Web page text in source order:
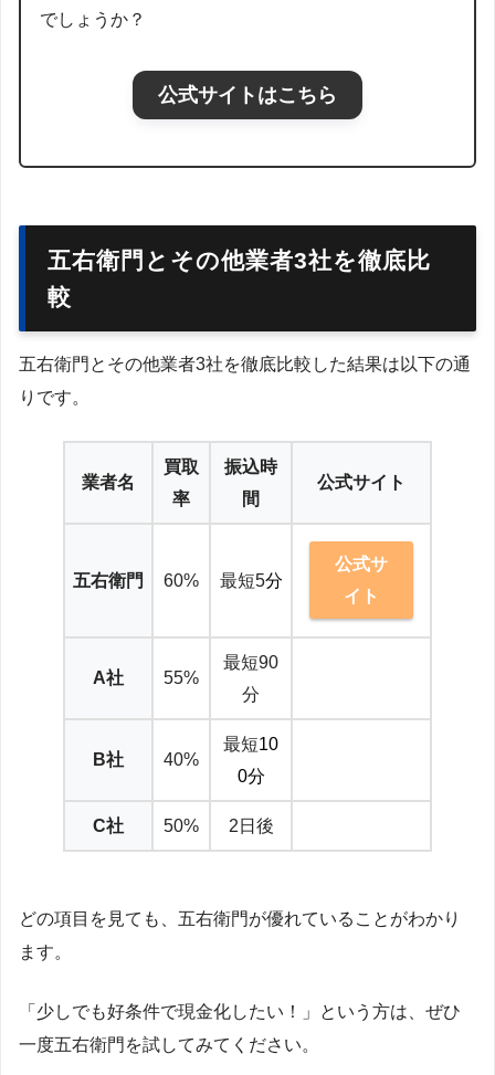
でしょうか？
公式サイトはこちら
五右衛門とその他業者3社を徹底比
較
五右衛門とその他業者3社を徹底比較した結果は以下の通
りです。
業者名
買取
率
振込時
間
公式サイト
五右衛門 60% 最短5分
公式サ
イト
A社 55%
最短90
分
B社 40%
最短10
0分
C社 50% 2日後
どの項目を見ても、五右衛門が優れていることがわかり
ます。
「少しでも好条件で現金化したい！」という方は、ぜひ
一度五右衛門を試してみてください。